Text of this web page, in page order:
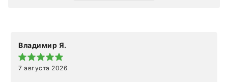
Владимир Я.
7 августа 2026